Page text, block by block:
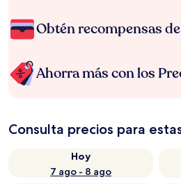
Obtén recompensas
Ahorra más con los
Consulta precios para
Hoy
7 ago - 8 ago